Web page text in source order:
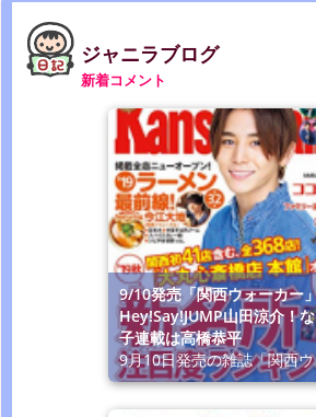
ジャニラブログ
新着コメント
9/10発売「関西ウォーカー
Hey!Say!JUMP山田涼介！
子連載は高橋恭平
9月10日発売の雑誌「関西